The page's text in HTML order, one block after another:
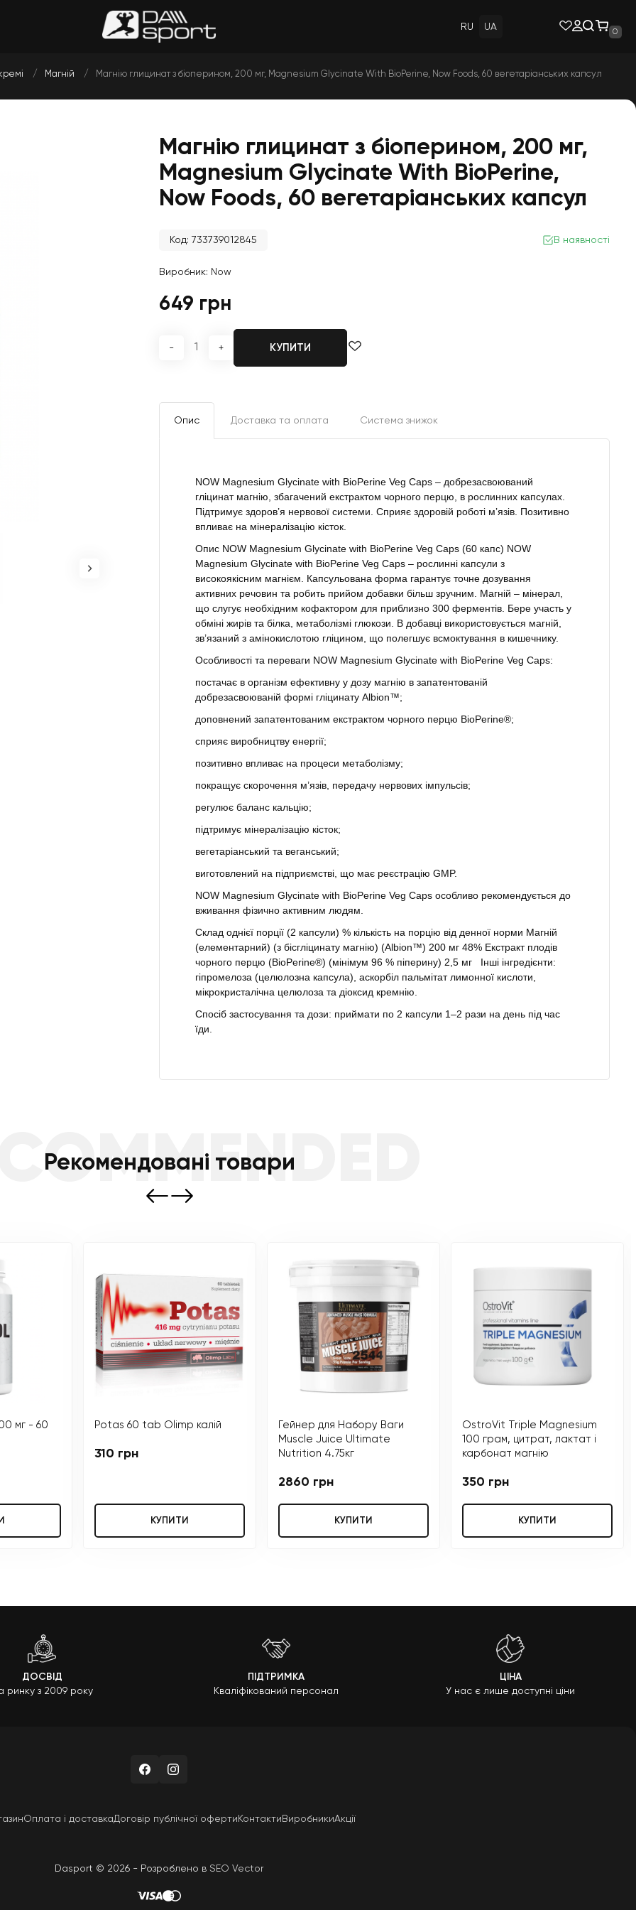
RU UA
0
Магній Магнію глицинат з біоперином, 200 мг, Magnesium Glycinate With BioPerine, Now Foods, 60 вегетаріанських капсул
Магнію глицинат з біоперином, 200 мг,
Magnesium Glycinate With BioPerine,
Now Foods, 60 вегетаріанських капсул
Код: 733739012845 В наявності
Виробник: Now
649 грн
- + КУПИТИ
Опис Доставка та оплата Система знижок
NOW Magnesium Glycinate with BioPerine Veg Caps – добрезасвоюваний
гліцинат магнію, збагачений екстрактом чорного перцю, в рослинних капсулах.
Підтримує здоров’я нервової системи. Сприяє здоровій роботі м’язів. Позитивно
впливає на мінералізацію кісток.
Опис NOW Magnesium Glycinate with BioPerine Veg Caps (60 капс) NOW
Magnesium Glycinate with BioPerine Veg Caps – рослинні капсули з
високоякісним магнієм. Капсульована форма гарантує точне дозування
активних речовин та робить прийом добавки більш зручним. Магній – мінерал,
що слугує необхідним кофактором для приблизно 300 ферментів. Бере участь у
обміні жирів та білка, метаболізмі глюкози. В добавці використовується магній,
зв’язаний з амінокислотою гліцином, що полегшує всмоктування в кишечнику.
Особливості та переваги NOW Magnesium Glycinate with BioPerine Veg Caps:
постачає в організм ефективну у дозу магнію в запатентованій
добрезасвоюваній формі гліцинату Albion™;
доповнений запатентованим екстрактом чорного перцю BioPerine®;
сприяє виробництву енергії;
позитивно впливає на процеси метаболізму;
покращує скорочення м’язів, передачу нервових імпульсів;
регулює баланс кальцію;
підтримує мінералізацію кісток;
вегетаріанський та веганський;
виготовлений на підприємстві, що має реєстрацію GMP.
NOW Magnesium Glycinate with BioPerine Veg Caps особливо рекомендується до
вживання фізично активним людям.
Склад однієї порції (2 капсули) % кількість на порцію від денної норми Магній
(елементарний) (з бісгліцинату магнію) (Albion™) 200 мг 48% Екстракт плодів
чорного перцю (BioPerine®) (мінімум 96 % піперину) 2,5 мг Інші інгредієнти:
гіпромелоза (целюлозна капсула), аскорбіл пальмітат лимонної кислоти,
мікрокристалічна целюлоза та діоксид кремнію.
Спосіб застосування та дози: приймати по 2 капсули 1–2 рази на день під час
їди.
Рекомендовані товари
мг - 60 Potas 60 tab Olimp калій
310 грн
КУПИТИ
Гейнер для Набору Ваги
Muscle Juice Ultimate
Nutrition 4.75кг
2860 грн
КУПИТИ
OstroVit Triple Magnesium
100 грам, цитрат, лактат і
карбонат магнію
350 грн
КУПИТИ
ДОСВІД
ринку з 2009 року
ПІДТРИМКА
Кваліфікований персонал
ЦІНА
У нас є лише доступні ціни
Оплата і доставкаДоговір публічної оферти Контакти ВиробникиАкції
Dasport © 2026 - Розроблено в SEO Vector